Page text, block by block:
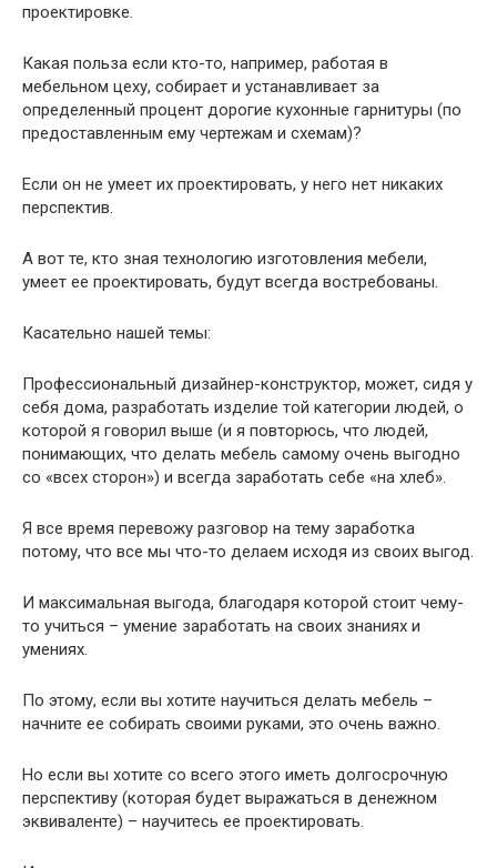
проектировке.
Какая польза если кто-то, например, работая в
мебельном цеху, собирает и устанавливает за
определенный процент дорогие кухонные гарнитуры (по
предоставленным ему чертежам и схемам)?
Если он не умеет их проектировать, у него нет никаких
перспектив.
А вот те, кто зная технологию изготовления мебели,
умеет ее проектировать, будут всегда востребованы.
Касательно нашей темы:
Профессиональный дизайнер-конструктор, может, сидя у
себя дома, разработать изделие той категории людей, о
которой я говорил выше (и я повторюсь, что людей,
понимающих, что делать мебель самому очень выгодно
со «всех сторон») и всегда заработать себе «на хлеб».
Я все время перевожу разговор на тему заработка
потому, что все мы что-то делаем исходя из своих выгод.
И максимальная выгода, благодаря которой стоит чему-
то учиться – умение заработать на своих знаниях и
умениях.
По этому, если вы хотите научиться делать мебель –
начните ее собирать своими руками, это очень важно.
Но если вы хотите со всего этого иметь долгосрочную
перспективу (которая будет выражаться в денежном
эквиваленте) – научитесь ее проектировать.